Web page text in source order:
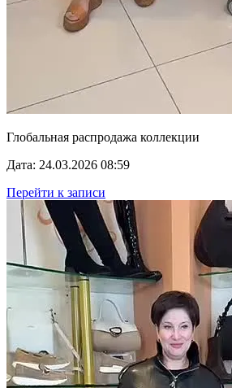
Глобальная распродажа коллекции
Дата: 24.03.2026 08:59
Перейти к записи